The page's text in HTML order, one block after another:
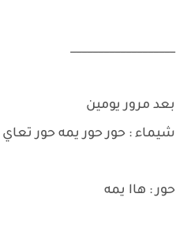
___________________
بعد مرور يومين
شيماء : حور حور يمه حور تعاي
حور : هاا يمه